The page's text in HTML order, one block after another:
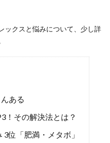
ックスと悩みについて、少し詳
ある
！その解決法とは？
位「肥満・メタボ」